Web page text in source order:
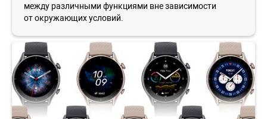
между различными функциями вне зависимости
от окружающих условий.